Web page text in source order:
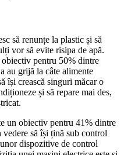
să renunțe la plastic și să
vor să evite risipa de apă.
obiectiv pentru 50% dintre
au grijă la câte alimente
își crească singuri măcar o
și să repare mai des,
un obiectiv pentru 41% dintre
să își țină sub control
dispozitive de control